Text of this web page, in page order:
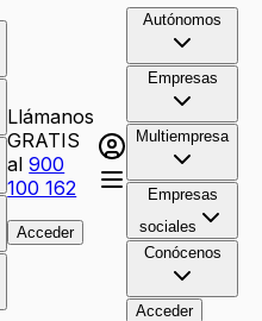
Llámanos
GRATIS
al900
100 162
Acceder
Autónomos
Empresas
Multiempresa
Empresas
sociales
Conócenos
Acceder